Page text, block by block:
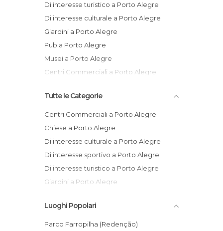
Di interesse turistico a Porto Alegre
Di interesse culturale a Porto Alegre
Giardini a Porto Alegre
Pub a Porto Alegre
Musei a Porto Alegre
Centri Commerciali a Porto Alegre
Tutte le Categorie
Centri Commerciali a Porto Alegre
Chiese a Porto Alegre
Di interesse culturale a Porto Alegre
Di interesse sportivo a Porto Alegre
Di interesse turistico a Porto Alegre
Giardini a Porto Alegre
Mercatini a Porto Alegre
Monumenti Storici a Porto Alegre
Luoghi Popolari
Parco Farropilha (Redenção)